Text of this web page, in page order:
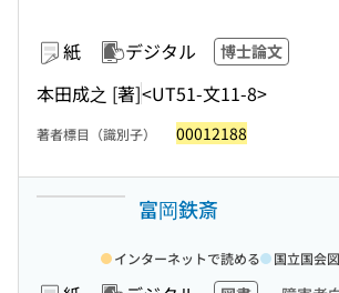
紙 デジタル 博士論文
本田成之 [著]<UT51-文11-8>
著者標目（識別子） 00012188
富岡鉄斎
インターネットで読める 国立国会